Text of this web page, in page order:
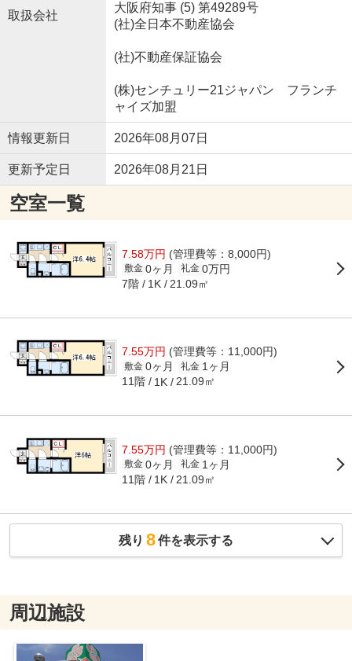
取扱会社
大阪府知事 (5) 第49289号
(社)全日本不動産協会
(社)不動産保証協会
(株)センチュリー21ジャパン フランチ
ャイズ加盟
情報更新日 2026年08月07日
更新予定日 2026年08月21日
空室一覧
7.58万円 (管理費等：8,000円)
敷金 0ヶ月 礼金 0万円
7階 1K 21.09㎡
7.55万円 (管理費等：11,000円)
敷金 0ヶ月 礼金 1ヶ月
11階 1K 21.09㎡
7.55万円 (管理費等：11,000円)
敷金 0ヶ月 礼金 1ヶ月
11階 1K 21.09㎡
残り 8件を表示する
周辺施設